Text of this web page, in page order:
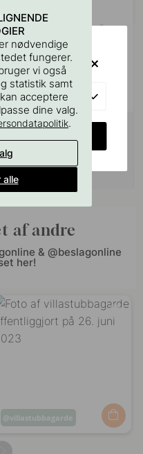
2
2000mm - Hvid
kr
På lager
af andre
& @beslagonline
her!
Opslag
villastubbagarde
nødvendige
fungerer.
vi også
statistik samt
acceptere
dine valg.
.
alle